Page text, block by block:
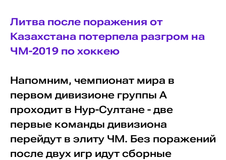
Литва после поражения от
Казахстана потерпела разгром на
ЧМ-2019 по хоккею
Напомним, чемпионат мира в
первом дивизионе группы А
проходит в Нур-Султане - две
первые команды дивизиона
перейдут в элиту ЧМ. Без поражений
после двух игр идут сборные